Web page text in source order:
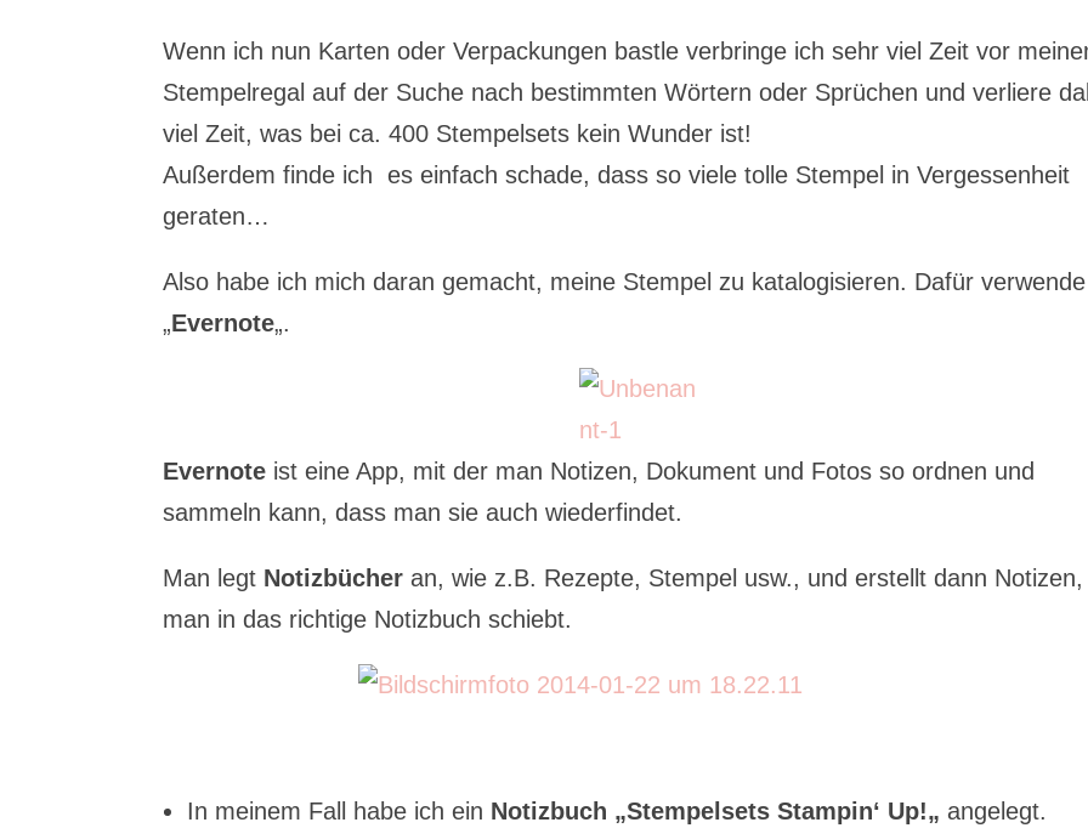
Wenn ich nun Karten oder Verpackungen bastle verbringe ich sehr viel Zeit vor
Stempelregal auf der Suche nach bestimmten Wörtern oder Sprüchen und verliere
viel Zeit, was bei ca. 400 Stempelsets kein Wunder ist!
Außerdem finde ich es einfach schade, dass so viele tolle Stempel in Vergessenheit
geraten…
Also habe ich mich daran gemacht, meine Stempel zu katalogisieren. Dafür
„Evernote„.
Evernote ist eine App, mit der man Notizen, Dokument und Fotos so ordnen und
sammeln kann, dass man sie auch wiederfindet.
Man legt Notizbücher an, wie z.B. Rezepte, Stempel usw., und erstellt dann Notizen,
man in das richtige Notizbuch schiebt.
In meinem Fall habe ich ein Notizbuch „StempelsetsStampin‘ Up!„ angelegt.